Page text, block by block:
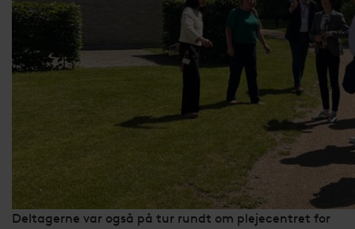
Deltagerne var også på tur rundt om plejecentret for